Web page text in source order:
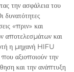
την ασφάλεια του
δυνατότητες
«πριν» και
αποτελεσμάτων και
η μηχανή HIFU
αξιοποιούν την
και την ανάπτυξη